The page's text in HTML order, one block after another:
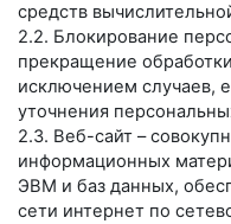
средств
2.2. Блокирование
прекращение
исключением случаев,
уточнения
2.3. Веб-сайт –
информационных
ЭВМ и баз данных,
сети интернет по